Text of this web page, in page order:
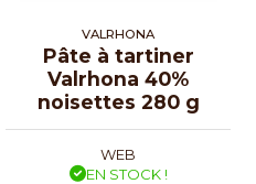
VALRHONA
Pâte à tartiner
Valrhona 40%
noisettes 280 g
WEB
EN STOCK !